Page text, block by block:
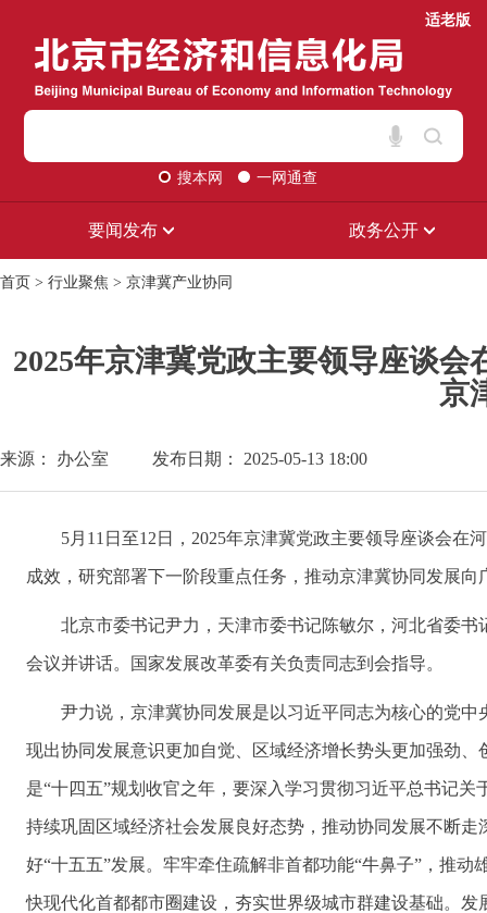
适老版
搜本网 一网通查
要闻发布 政务公开
首页 > 行业聚焦 > 京津冀产业协同
2025年京津冀党政主要领导座谈
京
来源： 办公室 发布日期： 2025-05-13 18:00
5月11日至12日，2025年京津冀党政主要领导座谈会
成效，研究部署下一阶段重点任务，推动京津冀协同发展向
北京市委书记尹力，天津市委书记陈敏尔，河北省委
会议并讲话。国家发展改革委有关负责同志到会指导。
尹力说，京津冀协同发展是以习近平同志为核心的党
现出协同发展意识更加自觉、区域经济增长势头更加强劲
是“十四五”规划收官之年，要深入学习贯彻习近平总书记
持续巩固区域经济社会发展良好态势，推动协同发展不断
好“十五五”发展。牢牢牵住疏解非首都功能“牛鼻子”，推
快现代化首都都市圈建设，夯实世界级城市群建设基础。